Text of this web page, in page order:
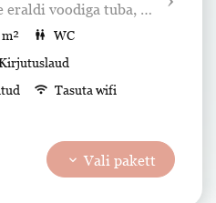
eraldi voodiga tuba,
vaiksesse sisehoovi.
wc WC
wifi Tasuta wifi
Konditsioneer
Tv key Seif
keyboard_arrow_down Vali pakett